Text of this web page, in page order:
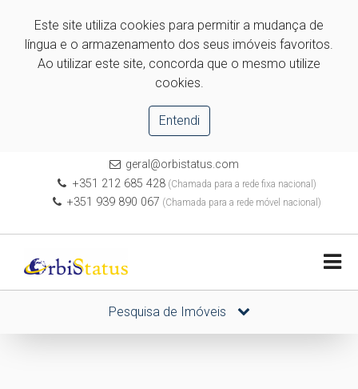
Este site utiliza cookies para permitir a mudança de
língua e o armazenamento dos seus imóveis favoritos.
Ao utilizar este site, concorda que o mesmo utilize
cookies.
Entendi
geral@orbistatus.com
+351 212 685 428(Chamada para a rede fixa nacional)
+351 939 890 067 (Chamada para a rede móvel nacional)
Pesquisa de Imóveis